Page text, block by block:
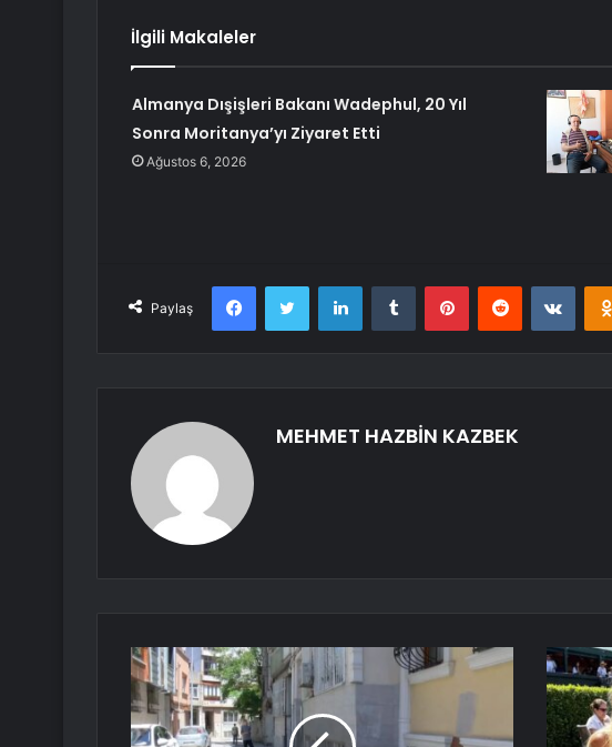
İlgili Makaleler
Almanya Dışişleri Bakanı Wadephul, 20 Yıl
Sonra Moritanya’yı Ziyaret Etti
Ağustos 6, 2026
Paylaş
FacebookTwitter LinkedInTumblr PinterestReddit
MEHMET HAZBİN KAZBEK